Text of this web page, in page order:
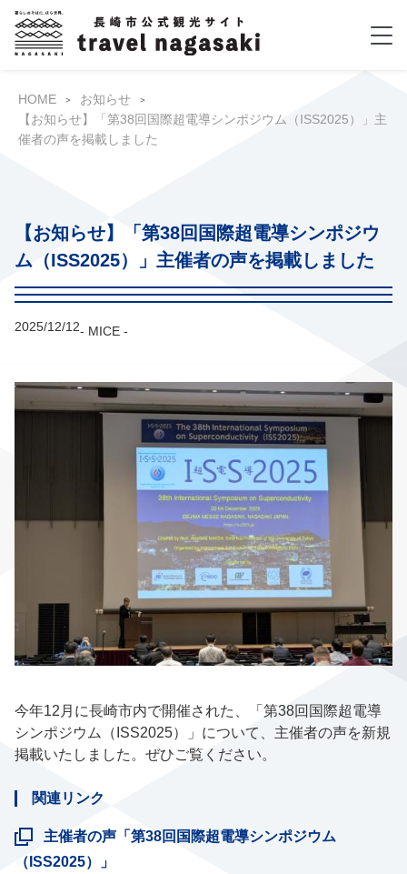
HOME
お知らせ
【お知らせ】「第38回国際超電導シンポジウム（ISS2025）」主
催者の声を掲載しました
【お知らせ】「第38回国際超電導シンポジウ
ム（ISS2025）」主催者の声を掲載しました
2025/12/12- MICE -
今年12月に長崎市内で開催された、「第38回国際超電導
シンポジウム（ISS2025）」について、主催者の声を新規
掲載いたしました。ぜひご覧ください。
関連リンク
主催者の声「第38回国際超電導シンポジウム
（ISS2025）」